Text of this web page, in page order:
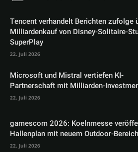
Tencent verhandelt Berichten zufolge
Milliardenkauf von Disney-Solitaire-
SuperPlay
22. Juli 2026
Microsoft und Mistral vertiefen KI-
Partnerschaft mit Milliarden-
22. Juli 2026
gamescom 2026: Koelnmesse
Hallenplan mit neuem Outdoor-Bereich
22. Juli 2026